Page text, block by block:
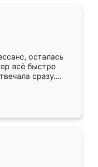
разнообразный.
потребуется из
здесь.
осталась
всё быстро
сразу.
подошёл к
Собрали
даже